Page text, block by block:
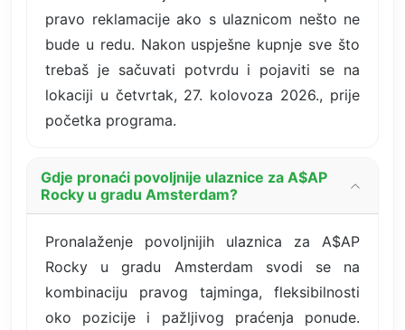
pravo reklamacije ako s ulaznicom nešto ne
bude u redu. Nakon uspješne kupnje sve što
trebaš je sačuvati potvrdu i pojaviti se na
lokaciji u četvrtak, 27. kolovoza 2026., prije
početka programa.
Gdje pronaći povoljnije ulaznice za A$AP
Rocky u gradu Amsterdam?
Pronalaženje povoljnijih ulaznica za A$AP
Rocky u gradu Amsterdam svodi se na
kombinaciju pravog tajminga, fleksibilnosti
oko pozicije i pažljivog praćenja ponude.